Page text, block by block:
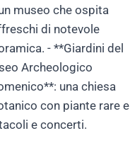
museo che ospita
di notevole
- **Giardini del
Archeologico
una chiesa
con piante rare e
e concerti.